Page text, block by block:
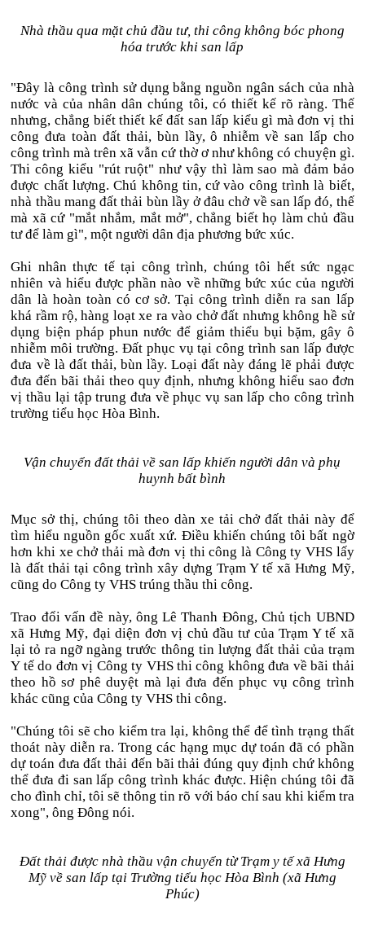
Nhà thầu qua mặt chủ đầu tư, thi công không bóc phong
hóa trước khi san lấp
"Đây là công trình sử dụng bằng nguồn ngân sách của nhà
nước và của nhân dân chúng tôi, có thiết kế rõ ràng. Thế
nhưng, chẳng biết thiết kế đất san lấp kiểu gì mà đơn vị thi
công đưa toàn đất thải, bùn lầy, ô nhiễm về san lấp cho
công trình mà trên xã vẫn cứ thờ ơ như không có chuyện gì.
Thi công kiểu "rút ruột" như vậy thì làm sao mà đảm bảo
được chất lượng. Chú không tin, cứ vào công trình là biết,
nhà thầu mang đất thải bùn lầy ở đâu chở về san lấp đó, thế
mà xã cứ "mắt nhắm, mắt mở", chẳng biết họ làm chủ đầu
tư để làm gì", một người dân địa phương bức xúc.
Ghi nhân thực tế tại công trình, chúng tôi hết sức ngạc
nhiên và hiểu được phần nào về những bức xúc của người
dân là hoàn toàn có cơ sở. Tại công trình diễn ra san lấp
khá rầm rộ, hàng loạt xe ra vào chở đất nhưng không hề sử
dụng biện pháp phun nước để giảm thiểu bụi bặm, gây ô
nhiễm môi trường. Đất phục vụ tại công trình san lấp được
đưa về là đất thải, bùn lầy. Loại đất này đáng lẽ phải được
đưa đến bãi thải theo quy định, nhưng không hiểu sao đơn
vị thầu lại tập trung đưa về phục vụ san lấp cho công trình
trường tiểu học Hòa Bình.
Vận chuyển đất thải về san lấp khiến người dân và phụ
huynh bất bình
Mục sở thị, chúng tôi theo dàn xe tải chở đất thải này để
tìm hiểu nguồn gốc xuất xứ. Điều khiến chúng tôi bất ngờ
hơn khi xe chở thải mà đơn vị thi công là Công ty VHS lấy
là đất thải tại công trình xây dựng Trạm Y tế xã Hưng Mỹ,
cũng do Công ty VHS trúng thầu thi công.
Trao đổi vấn đề này, ông Lê Thanh Đông, Chủ tịch UBND
xã Hưng Mỹ, đại diện đơn vị chủ đầu tư của Trạm Y tế xã
lại tỏ ra ngỡ ngàng trước thông tin lượng đất thải của trạm
Y tế do đơn vị Công ty VHS thi công không đưa về bãi thải
theo hồ sơ phê duyệt mà lại đưa đến phục vụ công trình
khác cũng của Công ty VHS thi công.
"Chúng tôi sẽ cho kiểm tra lại, không thể để tình trạng thất
thoát này diễn ra. Trong các hạng mục dự toán đã có phần
dự toán đưa đất thải đến bãi thải đúng quy định chứ không
thể đưa đi san lấp công trình khác được. Hiện chúng tôi đã
cho đình chỉ, tôi sẽ thông tin rõ với báo chí sau khi kiểm tra
xong", ông Đông nói.
Đất thải được nhà thầu vận chuyển từ Trạm y tế xã Hưng
Mỹ về san lấp tại Trường tiểu học Hòa Bình (xã Hưng
Phúc)